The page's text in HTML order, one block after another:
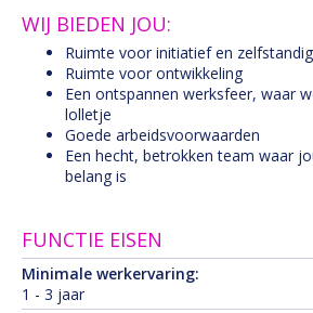
WIJ BIEDEN JOU:
Ruimte voor initiatief en
Ruimte voor ontwikkeling
Een ontspannen werksfeer, waar
lolletje
Goede arbeidsvoorwaarden
Een hecht, betrokken team waar
belang is
FUNCTIE EISEN
Minimale werkervaring:
1 - 3 jaar